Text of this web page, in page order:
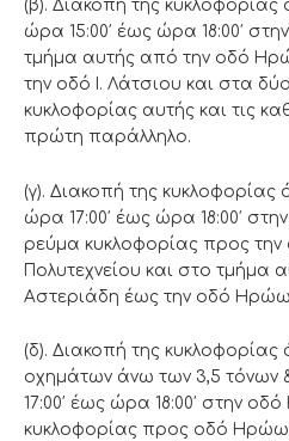
(β). Διακοπή της
ώρα 15:00′ έως ώρα 18:00′
τμήμα αυτής από την οδό
την οδό Ι. Λάτσιου και στα
κυκλοφορίας αυτής και τις
πρώτη παράλληλο.
(γ). Διακοπή της
ώρα 17:00′ έως ώρα 18:00′
ρεύμα κυκλοφορίας προς
Πολυτεχνείου και στο τμήμα
Αστεριάδη έως την οδό
(δ). Διακοπή της
οχημάτων άνω των 3,5
17:00′ έως ώρα 18:00′ στην
κυκλοφορίας προς οδό